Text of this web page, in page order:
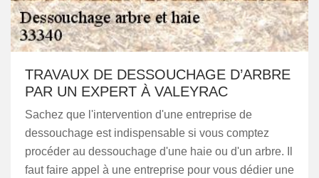
TRAVAUX DE DESSOUCHAGE D’ARBRE
PAR UN EXPERT À VALEYRAC
Sachez que l'intervention d'une entreprise de
dessouchage est indispensable si vous comptez
procéder au dessouchage d'une haie ou d'un arbre. Il
faut faire appel à une entreprise pour vous dédier une